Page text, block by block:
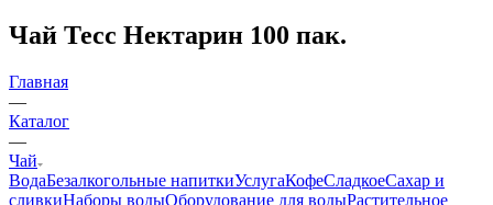
Чай Тесс Нектарин 100 пак.
Главная
—
Каталог
—
Чай
ВодаБезалкогольные напиткиУслугаКофеСладкоеСахар и
сливкиНаборы водыОборудование для водыРастительное